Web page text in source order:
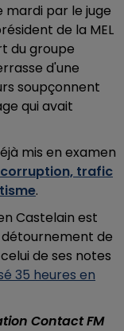
mardi par le juge
de la MEL
du groupe
d'une
soupçonnent
qui avait
mis en examen
trafic
.
Castelain est
détournement de
de ses notes
35 heures en
Contact FM